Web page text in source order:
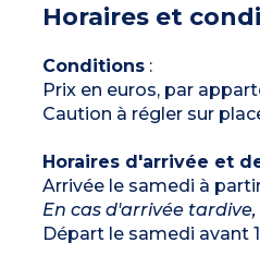
baignoire ou douche, selon
Horaires et
Conditions:
Prix en euros, par
Caution à régler sur
Horaires d'arrivée et
Arrivée le samedi à
En cas d'arrivée
Départ le samedi avant